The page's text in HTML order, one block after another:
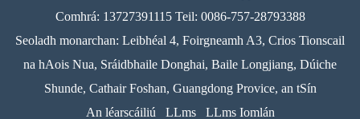
Comhrá: 13727391115 Teil: 0086-757-28793388
Seoladh monarchan: Leibhéal 4, Foirgneamh A3, Crios Tionscail
na hAois Nua, Sráidbhaile Donghai, Baile Longjiang, Dúiche
Shunde, Cathair Foshan, Guangdong Provice, an tSín
An léarscáiliú
LLms LLms Iomlán